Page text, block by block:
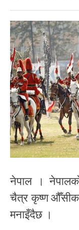
नेपाल ।
चैत्र कृष्ण औँसीका
मनाइँदैछ ।